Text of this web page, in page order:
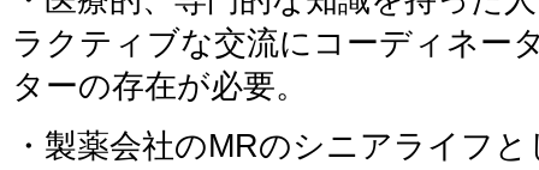
ラクティブな交流にコーディネー
ターの存在が必要。
・製薬会社のMRのシニアライフ